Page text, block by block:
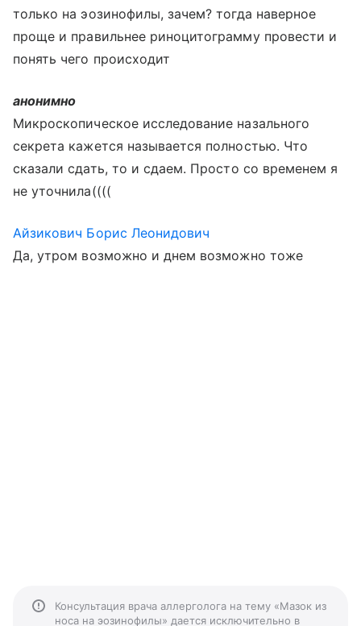
только на эозинофилы, зачем? тогда наверное
проще и правильнее риноцитограмму провести и
понять чего происходит
анонимно
Микроскопическое исследование назального
секрета кажется называется полностью. Что
сказали сдать, то и сдаем. Просто со временем я
не уточнила((((
Айзикович Борис Леонидович
Да, утром возможно и днем возможно тоже
Консультация врача аллерголога на тему «Мазок из
носа на эозинофилы» дается исключительно в